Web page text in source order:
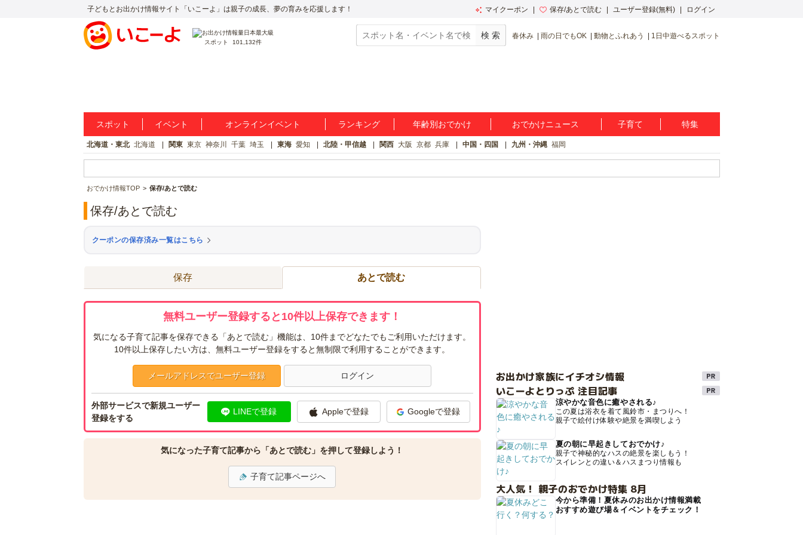
子どもとお出かけ情報サイト「いこーよ」は親子の成長、夢の育みを応援します！ マイクーポン 保存/あとで読む ユーザー登録(無料) ログイン
スポット 101,132件
春休み 雨の日でもOK 動物とふれあう 1日中遊べるスポット
スポット イベント オンラインイベント ランキング 年齢別おでかけ おでかけニュース 子育て 特集
北海道・東北 北海道 関東 東京 神奈川 千葉 埼玉 東海 愛知 北陸・甲信越 関西 大阪 京都 兵庫 中国・四国 九州・沖縄 福岡
おでかけ情報TOP 保存/あとで読む
保存/あとで読む
クーポンの保存済み一覧はこちら
保存 あとで読む
無料ユーザー登録すると10件以上保存できます！
気になる子育て記事を保存できる「あとで読む」機能は、10件までどなたでもご利用いただけます。
10件以上保存したい方は、無料ユーザー登録をすると無制限で利用することができます。
メールアドレスでユーザー登録 ログイン
外部サービスで新規ユーザー
登録をする
LINEで登録 Appleで登録 Googleで登録
気になった子育て記事から「あとで読む」を押して登録しよう！
子育て記事ページへ
お出かけ家族にイチオシ情報
いこーよとりっぷ 注目記事
涼やかな音色に癒やされる♪
この夏は浴衣を着て風鈴市・まつりへ！
親子で絵付け体験や絶景を満喫しよう
夏の朝に早起きしておでかけ♪
親子で神秘的なハスの絶景を楽しもう！
スイレンとの違い＆ハスまつり情報も
大人気！ 親子のおでかけ特集 8月
今から準備！夏休みのお出かけ情報満載
おすすめ遊び場＆イベントをチェック！